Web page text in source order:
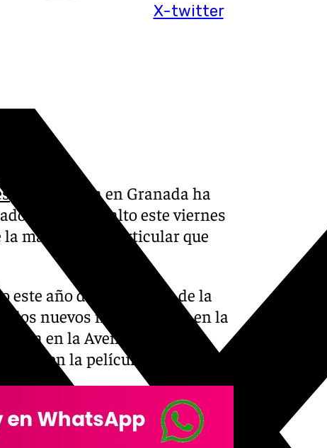
X-twitter
de Medicina en Granada ha
por todo lo alto este viernes
la manera tan particular que
este año de personajes de la
los nuevos matriculados en la
en la Avenida Madrid,
en la película de Disney.